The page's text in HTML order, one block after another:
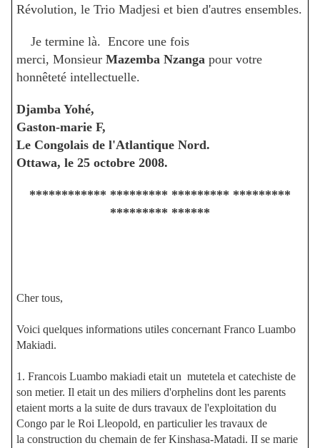
Révolution, le Trio Madjesi et bien d'autres ensembles.
Je termine là. Encore une fois
merci, Monsieur Mazemba Nzangapour votre
honnêteté intellectuelle.
Djamba Yohé,
Gaston-marie F,
Le Congolais de l'Atlantique Nord.
Ottawa, le 25 octobre 2008.
************ ********* ********* *********
********* ******
Cher tous,
Voici quelques informations utiles concernant Franco Luambo
Makiadi.
1. Francois Luambo makiadi etait un mutetela et catechiste de
son metier. Il etait un des miliers d'orphelins dont les parents
etaient morts a la suite de durs travaux de l'exploitation du
Congo par le Roi Lleopold, en particulier les travaux de
la construction du chemain de fer Kinshasa-Matadi. II se marie